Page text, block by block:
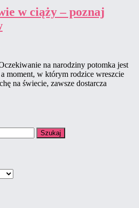
w ciąży – poznaj
na narodziny potomka jest
moment, w którym rodzice wreszcie
na świecie, zawsze dostarcza